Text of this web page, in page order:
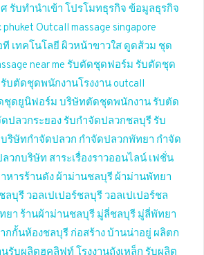
รับทำนำเข้า โปรโมทธุรกิจ ข้อมูลธุรกิจ
phuket Outcall massage singapore
ที เทคโนโลยี ผิวหน้าขาวใส ดูดส้วม ชุด
near me รับตัดชุดฟอร์ม รับตัดชุด
รับตัดชุดพนักงานโรงงาน outcall
ชุดยูนิฟอร์ม บริษัทตัดชุดพนักงาน รับตัด
ปลวกระยอง รับกำจัดปลวกชลบุรี รับ
บริษัทกำจัดปลวก กำจัดปลวกพัทยา กำจัด
ลวกบริษัท สาระเรื่องราวออนไลน์ เฟชั่น
หารร้านดัง ผ้าม่านชลบุรี ผ้าม่านพัทยา
ลบุรี วอลเปเปอร์ชลบุรี วอลเปเปอร์ชล
ยา ร้านผ้าม่านชลบุรี มู่ลี่ชลบุรี มู่ลี่พัทยา
กกั้นห้องชลบุรี ก่อสร้าง บ้านน่าอยู่ ผลิตก